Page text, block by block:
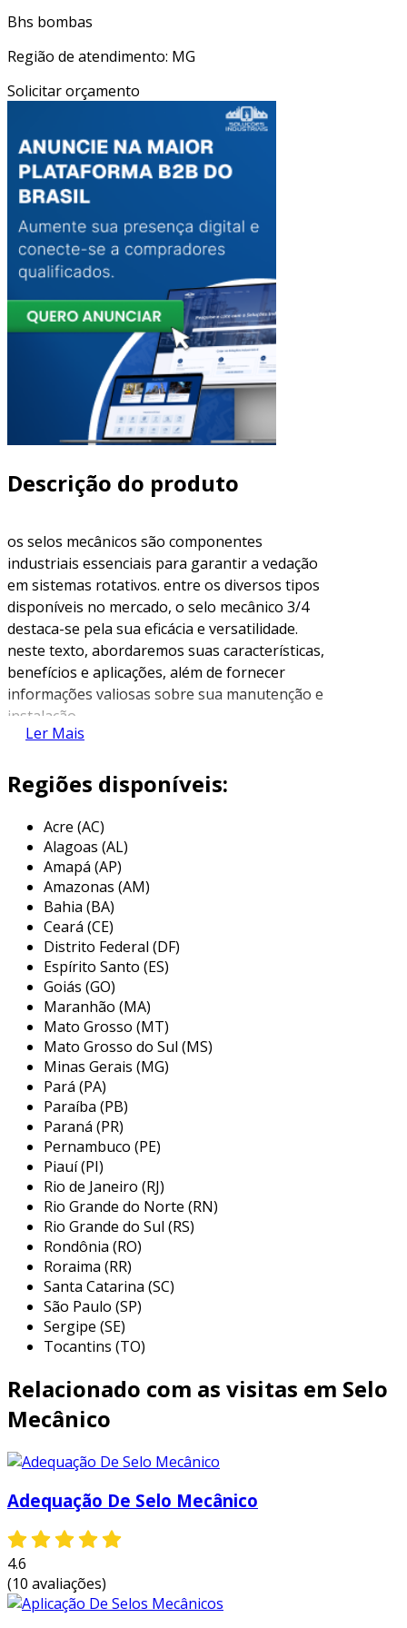
Bhs bombas
Região de atendimento: MG
Solicitar orçamento
Descrição do produto
os selos mecânicos são componentes
industriais essenciais para garantir a vedação
em sistemas rotativos. entre os diversos tipos
disponíveis no mercado, o selo mecânico 3/4
destaca-se pela sua eficácia e versatilidade.
neste texto, abordaremos suas características,
benefícios e aplicações, além de fornecer
informações valiosas sobre sua manutenção e
instalação.
um selo mecânico é um dispositivo usado para
rotativos, como bombas e compressores. o selo
é composto por duas superfícies que se
encostam, formando uma vedação eficaz. o selo
mecânico 3/4 refere-se ao seu tamanho,
especificamente o diâmetro do eixo que ele
suporta, oferecendo opções para diversas
aplicações industriais.
características do selo mecânico 3/4
os selos mecânicos 3/4 apresentam diversas
características que os tornam uma escolha
popular. a seguir, listamos algumas das
principais:
construção robusta
materiais de alta resistência, como
cerâmica, carbono e metal, garantem
durabilidade.
variedade de materiais
feitos de diferentes compósitos,
permitindo o uso em diversas condições
de operação.
instalação simples
facilitar a instalação, minimizando o
capacidade de vedação: oferecem alta
eficiência na vedação de líquidos e gases,
3/4 uma solução confiável para diferentes
benefícios do selo mecânico 3/4
adotar o selo mecânico 3/4 traz uma série de
benefícios. entre eles, destacam-se:
Ler Mais
Regiões disponíveis:
Acre (AC)
Alagoas (AL)
Amapá (AP)
Amazonas (AM)
Bahia (BA)
Ceará (CE)
Distrito Federal (DF)
Espírito Santo (ES)
Goiás (GO)
Maranhão (MA)
Mato Grosso (MT)
Mato Grosso do Sul (MS)
Minas Gerais (MG)
Pará (PA)
Paraíba (PB)
Paraná (PR)
Pernambuco (PE)
Piauí (PI)
Rio de Janeiro (RJ)
Rio Grande do Norte (RN)
Rio Grande do Sul (RS)
Rondônia (RO)
Roraima (RR)
Santa Catarina (SC)
São Paulo (SP)
Sergipe (SE)
Tocantins (TO)
Relacionado com as visitas em Selo
Mecânico
Adequação De Selo Mecânico
4.6
(10 avaliações)